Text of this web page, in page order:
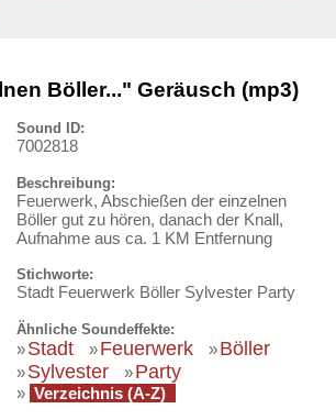
Böller..." Geräusch (mp3)
Sound ID:
7002818
Beschreibung:
Feuerwerk, Abschießen der einzelnen
Böller gut zu hören, danach der Knall,
Aufnahme aus ca. 1 KM Entfernung
Stichworte:
Stadt Feuerwerk Böller Sylvester Party
Ähnliche Soundeffekte:
»Stadt »Feuerwerk »Böller
»Sylvester »Party
» Verzeichnis (A-Z)